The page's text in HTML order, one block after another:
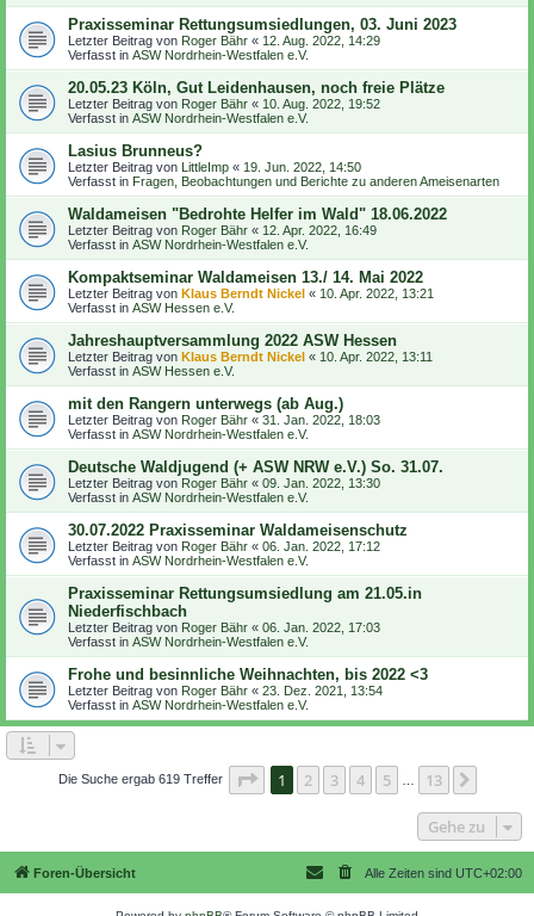
Praxisseminar Rettungsumsiedlungen, 03. Juni 2023
Letzter Beitrag von Roger Bähr « 12. Aug. 2022, 14:29
Verfasst in ASW Nordrhein-Westfalen e.V.
20.05.23 Köln, Gut Leidenhausen, noch freie Plätze
Letzter Beitrag von Roger Bähr « 10. Aug. 2022, 19:52
Verfasst in ASW Nordrhein-Westfalen e.V.
Lasius Brunneus?
Letzter Beitrag von LittleImp « 19. Jun. 2022, 14:50
Verfasst in Fragen, Beobachtungen und Berichte zu anderen Ameisenarten
Waldameisen "Bedrohte Helfer im Wald" 18.06.2022
Letzter Beitrag von Roger Bähr « 12. Apr. 2022, 16:49
Verfasst in ASW Nordrhein-Westfalen e.V.
Kompaktseminar Waldameisen 13./ 14. Mai 2022
Letzter Beitrag von Klaus Berndt Nickel « 10. Apr. 2022, 13:21
Verfasst in ASW Hessen e.V.
Jahreshauptversammlung 2022 ASW Hessen
Letzter Beitrag von Klaus Berndt Nickel « 10. Apr. 2022, 13:11
Verfasst in ASW Hessen e.V.
mit den Rangern unterwegs (ab Aug.)
Letzter Beitrag von Roger Bähr « 31. Jan. 2022, 18:03
Verfasst in ASW Nordrhein-Westfalen e.V.
Deutsche Waldjugend (+ ASW NRW e.V.) So. 31.07.
Letzter Beitrag von Roger Bähr « 09. Jan. 2022, 13:30
Verfasst in ASW Nordrhein-Westfalen e.V.
30.07.2022 Praxisseminar Waldameisenschutz
Letzter Beitrag von Roger Bähr « 06. Jan. 2022, 17:12
Verfasst in ASW Nordrhein-Westfalen e.V.
Praxisseminar Rettungsumsiedlung am 21.05.in
Niederfischbach
Letzter Beitrag von Roger Bähr « 06. Jan. 2022, 17:03
Verfasst in ASW Nordrhein-Westfalen e.V.
Frohe und besinnliche Weihnachten, bis 2022 <3
Letzter Beitrag von Roger Bähr « 23. Dez. 2021, 13:54
Verfasst in ASW Nordrhein-Westfalen e.V.
Die Suche ergab 619 Treffer Seite 1von 13
1 2 3 4 5 13
Gehe zu
Foren-Übersicht Alle Zeiten sind UTC+02:00